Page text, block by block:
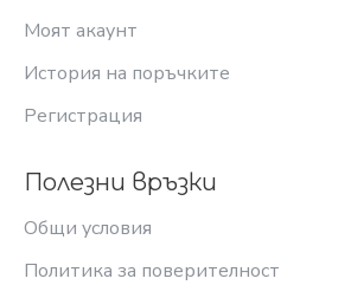
Моят акаунт
История на поръчките
Регистрация
Полезни връзки
Общи условия
Политика за поверителност